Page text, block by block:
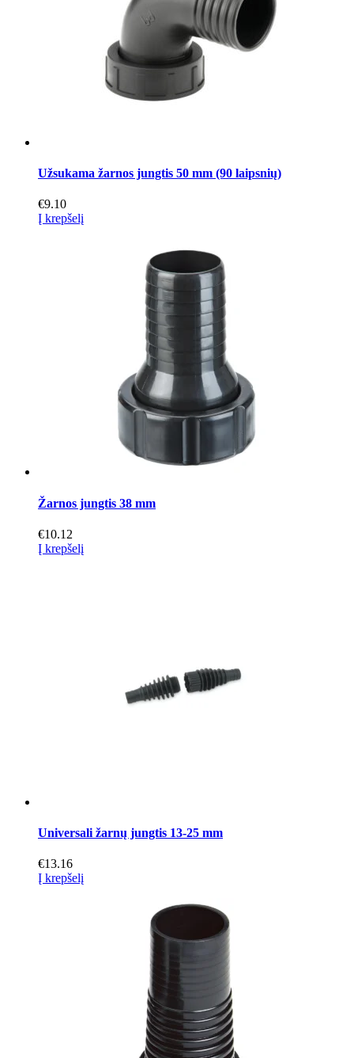
Užsukama žarnos jungtis 50 mm (90 laipsnių)
€9.10
Į krepšelį
Žarnos jungtis 38 mm
€10.12
Į krepšelį
Universali žarnų jungtis 13-25 mm
€13.16
Į krepšelį